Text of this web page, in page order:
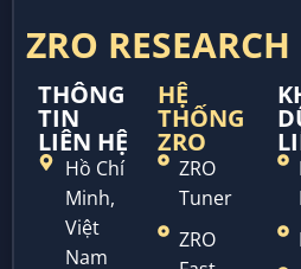
ZRO RESEARCH
THÔNG
TIN
LIÊN HỆ
Hồ Chí
Minh,
Việt
Nam
HỆ
THỐNG
ZRO
ZRO
Tuner
ZRO